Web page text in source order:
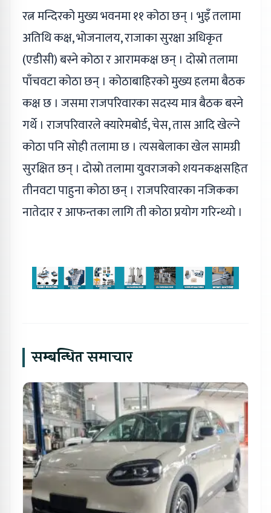
रत्न मन्दिरको मुख्य भवनमा ११ कोठा छन् । भुइँ तलामा
अतिथि कक्ष, भोजनालय, राजाका सुरक्षा अधिकृत
(एडीसी) बस्ने कोठा र आरामकक्ष छन् । दोस्रो तलामा
पाँचवटा कोठा छन् । कोठाबाहिरको मुख्य हलमा बैठक
कक्ष छ । जसमा राजपरिवारका सदस्य मात्र बैठक बस्ने
गर्थे । राजपरिवारले क्यारेमबोर्ड, चेस, तास आदि खेल्ने
कोठा पनि सोही तलामा छ । त्यसबेलाका खेल सामग्री
सुरक्षित छन् । दोस्रो तलामा युवराजको शयनकक्षसहित
तीनवटा पाहुना कोठा छन् । राजपरिवारका नजिकका
नातेदार र आफन्तका लागि ती कोठा प्रयोग गरिन्थ्यो ।
सम्बन्धित समाचार